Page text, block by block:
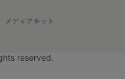
メディアキット
reserved.